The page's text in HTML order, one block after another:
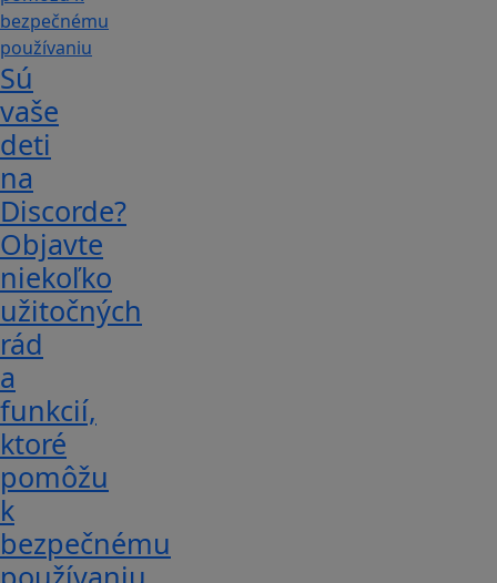
Sú
vaše
deti
na
Discorde?
Objavte
niekoľko
užitočných
rád
a
funkcií,
ktoré
pomôžu
k
bezpečnému